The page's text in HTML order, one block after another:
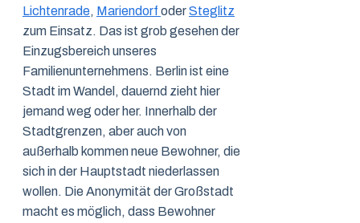
Lichtenrade, Mariendorf oderSteglitz
zum Einsatz. Das ist grob gesehen der
Einzugsbereich unseres
Familienunternehmens. Berlin ist eine
Stadt im Wandel, dauernd zieht hier
jemand weg oder her. Innerhalb der
Stadtgrenzen, aber auch von
außerhalb kommen neue Bewohner, die
sich in der Hauptstadt niederlassen
wollen. Die Anonymität der Großstadt
macht es möglich, dass Bewohner